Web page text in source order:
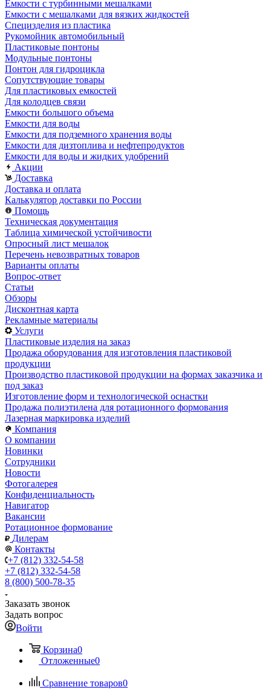
Емкости с турбинными мешалками
Емкости с мешалками для вязких жидкостей
Специзделия из пластика
Рукомойник автомобильный
Пластиковые понтоны
Модульные понтоны
Понтон для гидроцикла
Сопутствующие товары
Для пластиковых емкостей
Для колодцев связи
Емкости большого объема
Емкости для воды
Емкости для подземного хранения воды
Емкости для дизтоплива и нефтепродуктов
Емкости для воды и жидких удобрений
Акции
Доставка
Доставка и оплата
Калькулятор доставки по России
Помощь
Техническая документация
Таблица химической устойчивости
Опросный лист мешалок
Перечень невозвратных товаров
Варианты оплаты
Вопрос-ответ
Статьи
Обзоры
Дисконтная карта
Рекламные материалы
Услуги
Пластиковые изделия на заказ
Продажа оборудования для изготовления пластиковой
продукции
Производство пластиковой продукции на формах заказчика и
под заказ
Изготовление форм и технологической оснастки
Продажа полиэтилена для ротационного формования
Лазерная маркировка изделий
Компания
О компании
Новинки
Сотрудники
Новости
Фотогалерея
Конфиденциальность
Навигатор
Вакансии
Ротационное формование
Дилерам
Контакты
+7 (812) 332-54-58
+7 (812) 332-54-58
8 (800) 500-78-35
Заказать звонок
Задать вопрос
Войти
Корзина0
Отложенные0
Сравнение товаров0